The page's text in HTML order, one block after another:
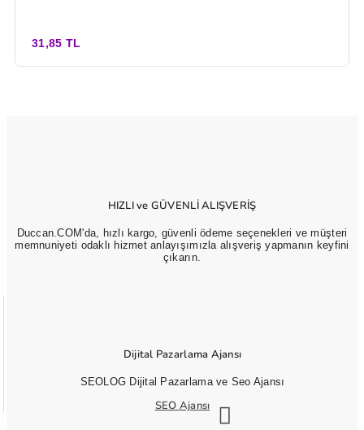
31,85 TL
HIZLI ve GÜVENLİ ALIŞVERİŞ
Duccan.COM'da, hızlı kargo, güvenli ödeme seçenekleri ve müşteri
memnuniyeti odaklı hizmet anlayışımızla alışveriş yapmanın keyfini
çıkarın.
Dijital Pazarlama Ajansı
SEOLOG Dijital Pazarlama ve Seo Ajansı
SEO Ajansı